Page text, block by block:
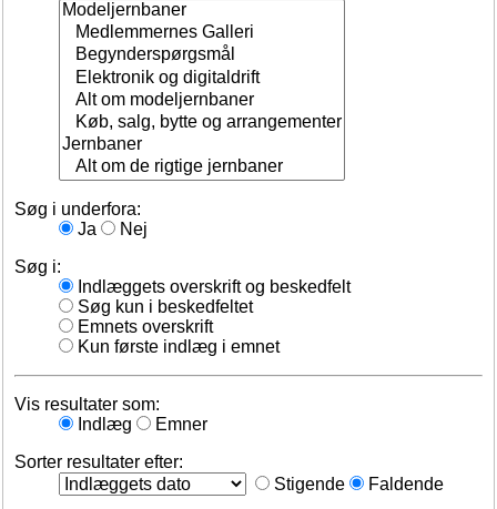
Søg i underfora:
Ja
Nej
Søg i:
Indlæggets overskrift og beskedfelt
Søg kun i beskedfeltet
Emnets overskrift
Kun første indlæg i emnet
Vis resultater som:
Indlæg
Emner
Sorter resultater efter:
Stigende
Faldende